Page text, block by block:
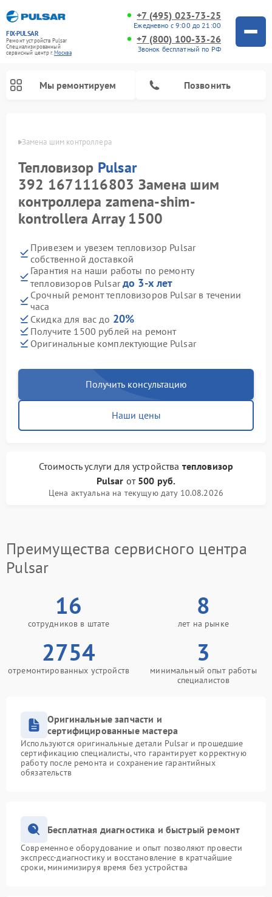
FIX-PULSAR
Ремонт устройств Pulsar
Специализированный
cервисный центр г.Москва
+7 (495) 023-73-25
Ежедневно с 9:00 до 21:00
+7 (800) 100-33-26
Звонок бесплатный по РФ
Мы ремонтируем Позвонить
Замена шим контроллера
Тепловизор Pulsar
392 1671116803 Замена шим
контроллера zamena-shim-
kontrollera Array 1500
Привезем и увезем тепловизор Pulsar
собственной доставкой
Гарантия на наши работы по ремонту
тепловизоров Pulsarдо 3-х лет
Срочный ремонт тепловизоров Pulsar в течении
часа
Скидка для вас до 20%
Получите 1500 рублей на ремонт
Оригинальные комплектующие Pulsar
Получить консультацию
Наши цены
Стоимость услугидля устройства тепловизор
Pulsar от 500 руб.
Цена актуальна на текущую дату 10.08.2026
Преимущества сервисного центра
Pulsar
16
сотрудников в штате
8
лет на рынке
2754
отремонтированных устройств
3
минимальный опыт работы
специалистов
Оригинальные запчасти и
сертифицированные мастера
Используются оригинальные детали Pulsar и прошедшие
сертификацию специалисты, что гарантирует корректную
работу после ремонта и сохранение гарантийных
обязательств
Бесплатная диагностика и быстрый ремонт
Современное оборудование и опыт позволяют провести
экспресс-диагностику и восстановление в кратчайшие
сроки, минимизируя время без устройства